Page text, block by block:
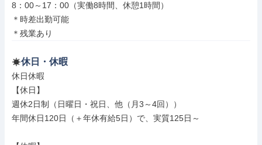
8：00～17：00（実働8時間、休憩1時間）
＊時差出勤可能
＊残業あり
休日・休暇
休日休暇
【休日】
週休2日制（日曜日・祝日、他（月3～4回））
年間休日120日（＋年休有給5日）で、実質125日～